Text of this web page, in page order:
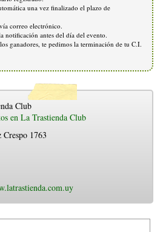
una vez finalizado el plazo de
correo electrónico.
notificación antes del día del evento.
ganadores, te pedimos la terminación de tu C.I.
Club
en La Trastienda Club
Crespo 1763